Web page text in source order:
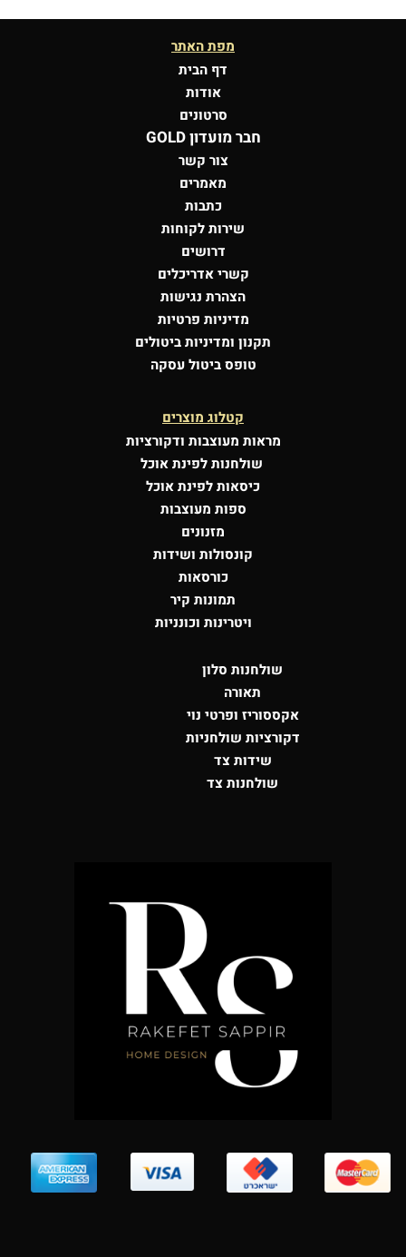
מפת האתר
דף הבית
אודות
סרטונים
חבר מועדון GOLD
צור קשר
מאמרים
כתבות
שירות לקוחות
דרושים
קשרי אדריכלים
הצהרת נגישות
מדיניות פרטיות
תקנון ומדיניות ביטולים
טופס ביטול עסקה
קטלוג מוצרים
מראות מעוצבות ודקורציות
שולחנות לפינת אוכל
כיסאות לפינת אוכל
ספות מעוצבות
מזנונים
קונסולות ושידות
כורסאות
תמונות קיר
ויטרינות וכונניות
שולחנות סלון
תאורה
אקססוריז ופרטי נוי
דקורציות שולחניות
שידות צד
שולחנות צד